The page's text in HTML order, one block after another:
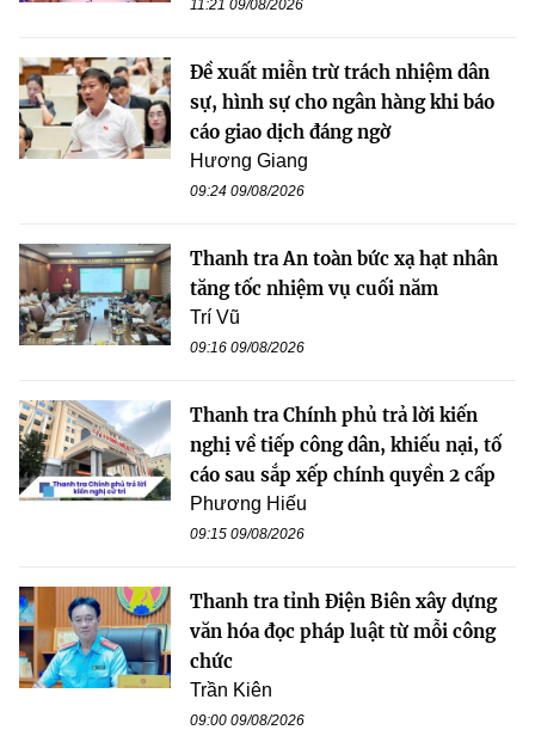
11:21 09/08/2026
Đề xuất miễn trừ trách nhiệm dân
sự, hình sự cho ngân hàng khi báo
cáo giao dịch đáng ngờ
Hương Giang
09:24 09/08/2026
Thanh tra An toàn bức xạ hạt nhân
tăng tốc nhiệm vụ cuối năm
Trí Vũ
09:16 09/08/2026
Thanh tra Chính phủ trả lời kiến
nghị về tiếp công dân, khiếu nại, tố
cáo sau sắp xếp chính quyền 2 cấp
Phương Hiếu
09:15 09/08/2026
Thanh tra tỉnh Điện Biên xây dựng
văn hóa đọc pháp luật từ mỗi công
chức
Trần Kiên
09:00 09/08/2026